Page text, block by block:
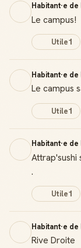
Habitant·e de
Le campus!
Utile1
Habitant·e de
Le campus
Utile1
Habitant·e de
Attrap'sushi
.
Utile1
Habitant·e de
Rive Droite